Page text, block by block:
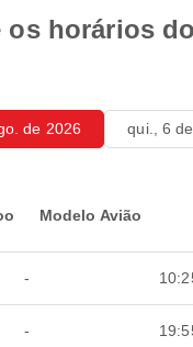
os horários
de 2026 qui., 6
Modelo Avião
-
-